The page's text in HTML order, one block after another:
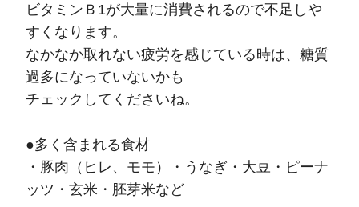
ビタミンＢ1が大量に消費されるので不足しや
すくなります。
なかなか取れない疲労を感じている時は、糖質
過多になっていないかも
チェックしてくださいね。
●多く含まれる食材
・豚肉（ヒレ、モモ）・うなぎ・大豆・ピーナ
ッツ・玄米・胚芽米など